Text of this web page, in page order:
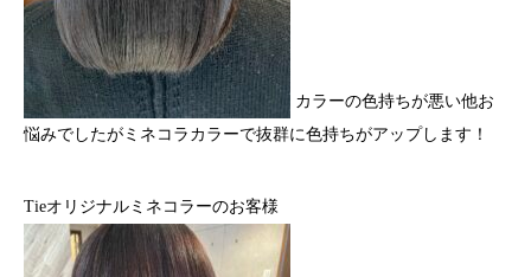
カラーの色持ちが悪い他お
悩みでしたがミネコラカラーで抜群に色持ちがアップします！
Tieオリジナルミネコラーのお客様